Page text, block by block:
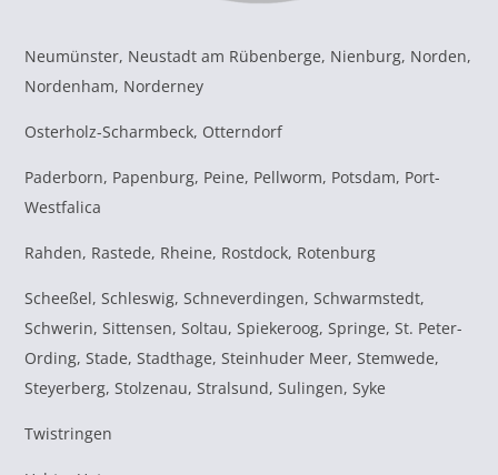
Neumünster, Neustadt am Rübenberge, Nienburg, Norden,
Nordenham, Norderney
Osterholz-Scharmbeck, Otterndorf
Paderborn, Papenburg, Peine, Pellworm, Potsdam, Port-
Westfalica
Rahden, Rastede, Rheine, Rostdock, Rotenburg
Scheeßel, Schleswig, Schneverdingen, Schwarmstedt,
Schwerin, Sittensen, Soltau, Spiekeroog, Springe, St. Peter-
Ording, Stade, Stadthage, Steinhuder Meer, Stemwede,
Steyerberg, Stolzenau, Stralsund, Sulingen, Syke
Twistringen